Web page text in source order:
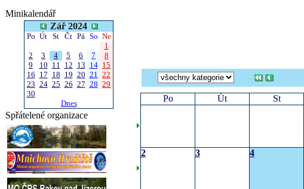
Minikalendář
Zář 2024
Po Út St Čt Pá So Ne
1
2
3 4 5 6 7
8
9
10 11 12 13 14 15
16 17 18 19 20 21 22
23 24 25 26 27 28 29
30
Dnes
Spřátelené organizace
Po Út St
2 3 4